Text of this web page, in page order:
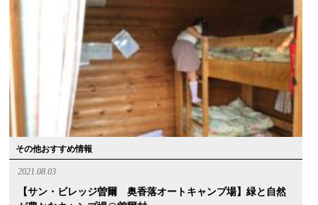
その他おすすめ情報
2021.08.03
【サン・ビレッジ曽爾 奥香落オートキャンプ場】緑と自然